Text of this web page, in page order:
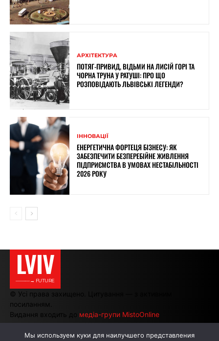
АРХІТЕКТУРА
ПОТЯГ-ПРИВИД, ВІДЬМИ НА ЛИСІЙ ГОРІ ТА
ЧОРНА ТРУНА У РАТУШІ: ПРО ЩО
РОЗПОВІДАЮТЬ ЛЬВІВСЬКІ ЛЕГЕНДИ?
ІННОВАЦІЇ
ЕНЕРГЕТИЧНА ФОРТЕЦЯ БІЗНЕСУ: ЯК
ЗАБЕЗПЕЧИТИ БЕЗПЕРЕБІЙНЕ ЖИВЛЕННЯ
ПІДПРИЄМСТВА В УМОВАХ НЕСТАБІЛЬНОСТІ
2026 РОКУ
LVIV
———→ FUTURE
© Усі права захищено. Цитування — з активним
посиланням.
Видання входить до медіа-групи MistoOnline
Мы используем куки для наилучшего представления